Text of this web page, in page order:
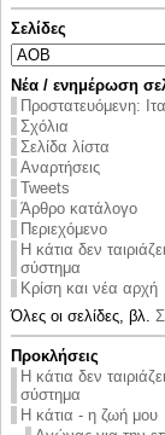
Σελίδες
Νέα / ενημέρωση
Προστατευόμενη:
Σχόλια
Σελίδα λίστα
Αναρτήσεις
Tweets
Άρθρο κατάλογο
Περιεχόμενο
Η κάτια δεν
σύστημα
Κρίση και νέα αρχή
Όλες οι σελίδες, βλ.
Προκλήσεις
Η κάτια δεν
σύστημα
Η κάτια - η ζωή μου